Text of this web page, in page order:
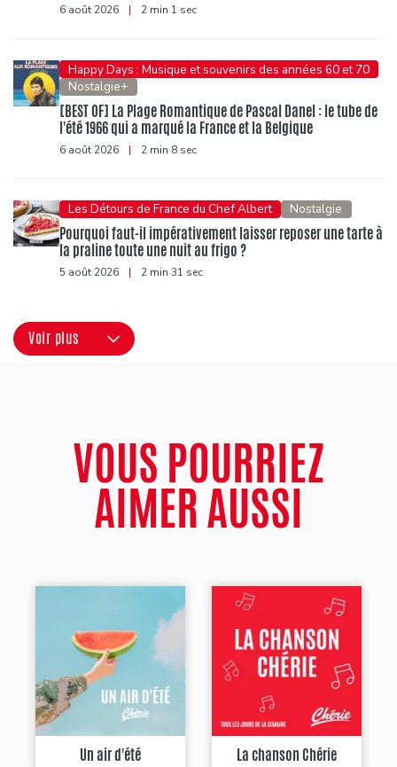
6 août 2026 | 2 min 1 sec
Happy Days : Musique et souvenirs des années 60 et 70
Nostalgie+
[BEST OF] La Plage Romantique de Pascal Danel : le tube de
l'été 1966 qui a marqué la France et la Belgique
6 août 2026 | 2 min 8 sec
Les Détours de France du Chef Albert Nostalgie
Pourquoi faut-il impérativement laisser reposer une tarte à
la praline toute une nuit au frigo ?
5 août 2026 | 2 min 31 sec
Voir plus
VOUS POURRIEZ
AIMER AUSSI
Un air d'été La chanson Chérie